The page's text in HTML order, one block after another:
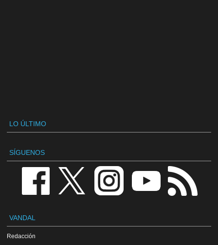
LO ÚLTIMO
SÍGUENOS
VANDAL
Redacción